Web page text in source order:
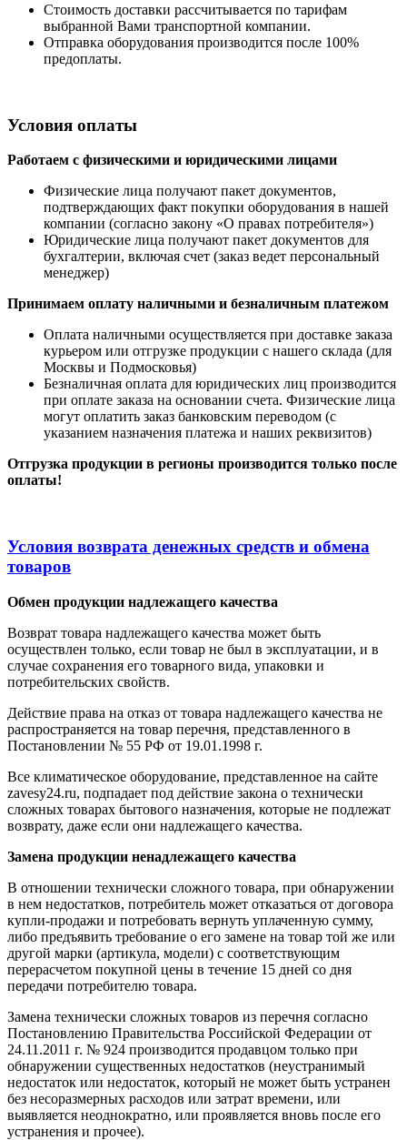
Стоимость доставки рассчитывается по тарифам
выбранной Вами транспортной компании.
Отправка оборудования производится после 100%
предоплаты.
Условия оплаты
Работаем с физическими и юридическими лицами
Физические лица получают пакет документов,
подтверждающих факт покупки оборудования в нашей
компании (согласно закону «О правах потребителя»)
Юридические лица получают пакет документов для
бухгалтерии, включая счет (заказ ведет персональный
менеджер)
Принимаем оплату наличными и безналичным платежом
Оплата наличными осуществляется при доставке заказа
курьером или отгрузке продукции с нашего склада (для
Москвы и Подмосковья)
Безналичная оплата для юридических лиц производится
при оплате заказа на основании счета. Физические лица
могут оплатить заказ банковским переводом (с
указанием назначения платежа и наших реквизитов)
Отгрузка продукции в регионы производится только после
оплаты!
Условия возврата денежных средств и обмена
товаров
Обмен продукции надлежащего качества
Возврат товара надлежащего качества может быть
осуществлен только, если товар не был в эксплуатации, и в
случае сохранения его товарного вида, упаковки и
потребительских свойств.
Действие права на отказ от товара надлежащего качества не
распространяется на товар перечня, представленного в
Постановлении № 55 РФ от 19.01.1998 г.
Все климатическое оборудование, представленное на сайте
zavesy24.ru, подпадает под действие закона о технически
сложных товарах бытового назначения, которые не подлежат
возврату, даже если они надлежащего качества.
Замена продукции ненадлежащего качества
В отношении технически сложного товара, при обнаружении
в нем недостатков, потребитель может отказаться от договора
купли-продажи и потребовать вернуть уплаченную сумму,
либо предъявить требование о его замене на товар той же или
другой марки (артикула, модели) с соответствующим
перерасчетом покупной цены в течение 15 дней со дня
передачи потребителю товара.
Замена технически сложных товаров из перечня согласно
Постановлению Правительства Российской Федерации от
24.11.2011 г. № 924 производится продавцом только при
обнаружении существенных недостатков (неустранимый
недостаток или недостаток, который не может быть устранен
без несоразмерных расходов или затрат времени, или
выявляется неоднократно, или проявляется вновь после его
устранения и прочее).